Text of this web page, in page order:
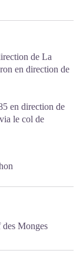
de La
en direction de
en direction de
le col de
Monges